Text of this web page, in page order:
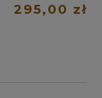
295,00 zł